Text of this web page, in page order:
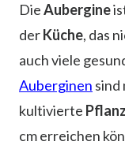
DieAubergine
derKüche, das
auch viele
Auberginen sind
kultivierte
cm erreichen